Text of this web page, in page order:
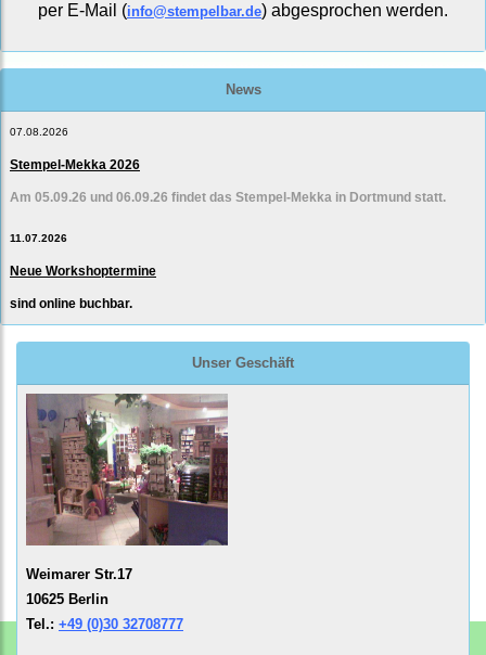
per E-Mail (info@stempelbar.de) abgesprochen werden.
News
07.08.2026
Stempel-Mekka 2026
Am 05.09.26 und 06.09.26 findet das Stempel-Mekka in Dortmund statt.
11.07.2026
Neue Workshoptermine
sind online buchbar.
Unser Geschäft
Weimarer Str.17
10625 Berlin
Tel.: +49 (0)30 32708777